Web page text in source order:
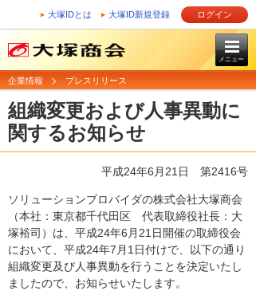
大塚IDとは 大塚ID新規登録 ログイン
メニュー
企業情報 プレスリリース
組織変更および人事異動に
関するお知らせ
平成24年6月21日 第2416号
ソリューションプロバイダの株式会社大塚商会
（本社：東京都千代田区 代表取締役社長：大
塚裕司）は、平成24年6月21日開催の取締役会
において、平成24年7月1日付けで、以下の通り
組織変更及び人事異動を行うことを決定いたし
ましたので、お知らせいたします。